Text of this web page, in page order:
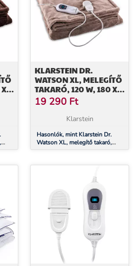
KLARSTEIN DR.
WATSON XL, MELEGÍTŐ
TAKARÓ, 120 W, 180 X
130 CM, MOSHATÓ,
MIKROPLÜSS, BÉZS
19 290 Ft
Klarstein
Hasonlók, mint Klarstein Dr.
Watson XL, melegítő takaró,
120 W, 180 x 130 cm, mosható,